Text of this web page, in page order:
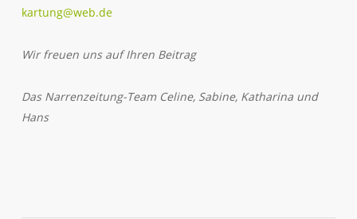
kartung@web.de
Wir freuen uns auf Ihren Beitrag
Das Narrenzeitung-Team Celine, Sabine, Katharina und
Hans